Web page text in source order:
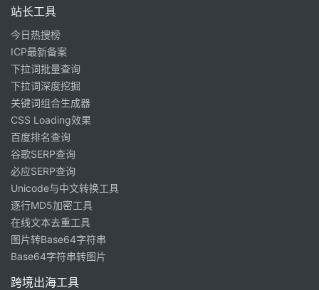
站长工具
今日热搜榜
ICP最新备案
下拉词批量查询
下拉词深度挖掘
关键词组合生成器
CSS Loading效果
百度排名查询
谷歌SERP查询
必应SERP查询
Unicode与中文转换工具
逐行MD5加密工具
在线文本去重工具
图片转Base64字符串
Base64字符串转图片
跨境出海工具